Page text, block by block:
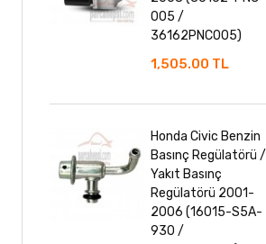
ROVER
SUZUKİ
TATA
005 /
36162PNC005)
1,505.00 TL
Honda Civic Benzin
Basınç Regülatörü /
Yakıt Basınç
Regülatörü 2001-
2006 (16015-S5A-
930 /